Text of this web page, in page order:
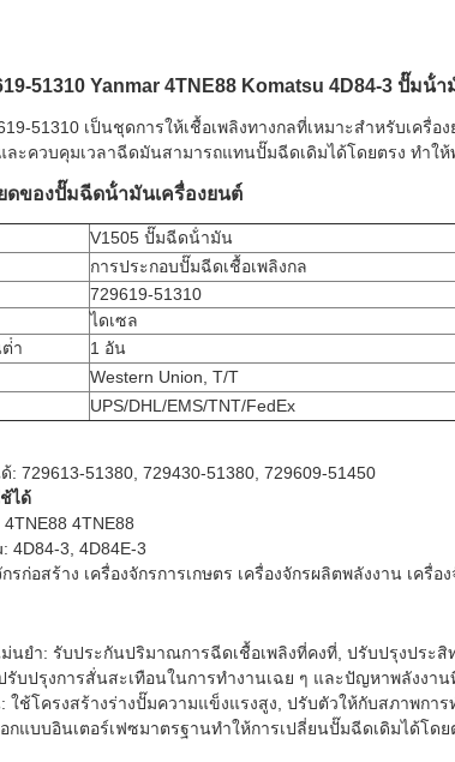
51310 Yanmar 4TNE88 Komatsu 4D84-3 ปั๊มน้ํา
51310 เป็นชุดการให้เชื้อเพลิงทางกลที่เหมาะสําหรับเครื่
ละควบคุมเวลาฉีดมันสามารถแทนปั๊มฉีดเดิมได้โดยตรง ทําใ
ดของปั๊มฉีดน้ํามันเครื่องยนต์
V1505 ปั๊มฉีดน้ํามัน
การประกอบปั๊มฉีดเชื้อเพลิงกล
729619-51310
ไดเซล
า
1 อัน
Western Union, T/T
UPS/DHL/EMS/TNT/FedEx
: 729613-51380, 729430-51380, 729609-51450
ได้
4TNE88
4D84-3, 4D84E-3
รก่อสร้าง เครื่องจักรการเกษตร เครื่องจักรผลิตพลังงาน เครื่อ
นยํา: รับประกันปริมาณการฉีดเชื้อเพลิงที่คงที่, ปรับปรุงประสิ
บปรุงการสั่นสะเทือนในการทํางานเฉย ๆ และปัญหาพลังงาน
ช้โครงสร้างร่างปั๊มความแข็งแรงสูง, ปรับตัวให้กับสภาพการ
กแบบอินเตอร์เฟซมาตรฐานทําให้การเปลี่ยนปั๊มฉีดเดิมได้โดย